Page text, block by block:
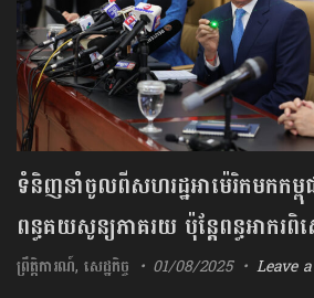
ទំនិញនាំចូលពីសហរដ្ឋអាម៉េរិកមកកម្
ពន្ធគយសូន្យភាគរយ ប៉ុន្តែពន្ធអាក
ព្រឹត្តិការណ៍,សេដ្ឋកិច្ច 01/08/2025 Leave